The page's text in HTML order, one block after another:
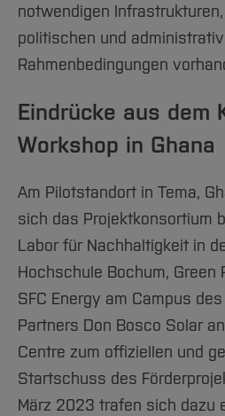
notwendigen
politischen und
Rahmenbedingungen
Eindrücke aus dem
Workshop in Ghana
Am Pilotstandort in Tema,
sich das Projektkonsortium
Labor für Nachhaltigkeit in
Hochschule Bochum, Green
SFC Energy am Campus
Partners Don Bosco Solar
Centre zum offiziellen und
Startschuss des
März 2023 trafen sich dazu